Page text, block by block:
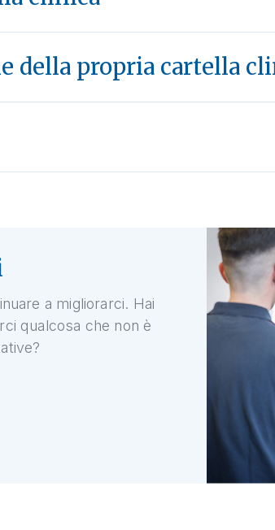
della propria cartella
a migliorarci. Hai
qualcosa che non è